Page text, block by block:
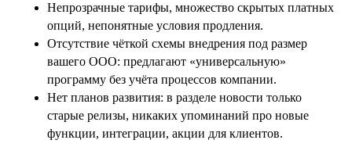
Непрозрачные тарифы, множество скрытых платных
опций, непонятные условия продления.
Отсутствие чёткой схемы внедрения под размер
вашего ООО: предлагают «универсальную»
программу без учёта процессов компании.
Нет планов развития: в разделе новости только
старые релизы, никаких упоминаний про новые
функции, интеграции, акции для клиентов.